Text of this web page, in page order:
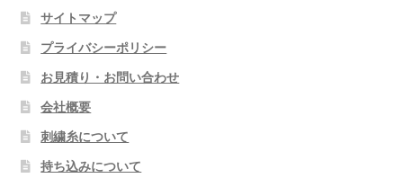
サイトマップ
プライバシーポリシー
お見積り・お問い合わせ
会社概要
刺繍糸について
持ち込みについて